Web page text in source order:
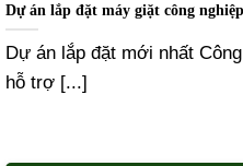
Dự án lắp đặt máy giặt công
Dự án lắp đặt mới nhất
hỗ trợ [...]